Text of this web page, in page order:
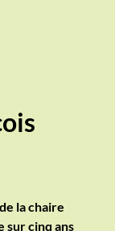
la chaire
sur cinq ans